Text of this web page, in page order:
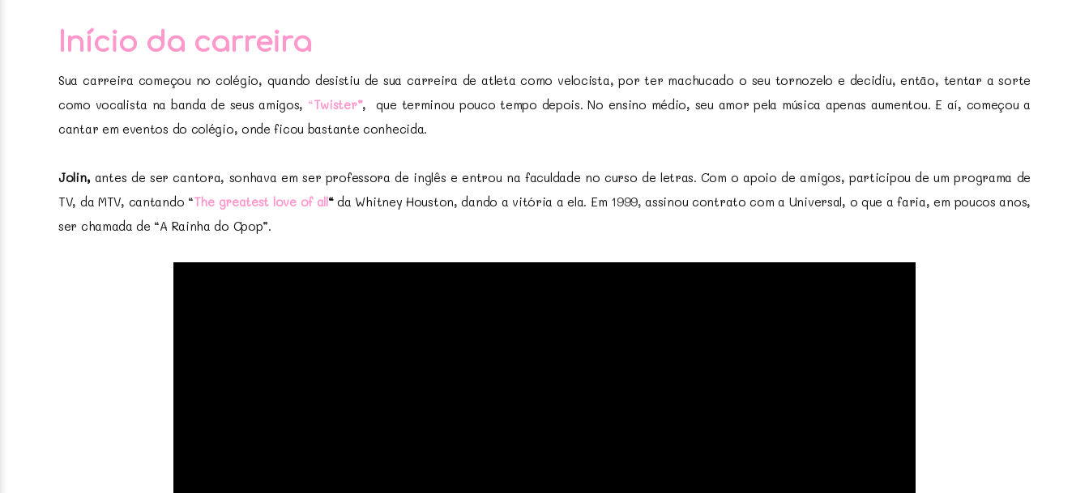
Início da carreira
Sua carreira começou no colégio, quando desistiu de sua carreira de atleta como velocista, por ter machucado o seu tornozelo e decidiu, então, tentar a sorte
como vocalista na banda de seus amigos, “Twister”, que terminou pouco tempo depois. No ensino médio, seu amor pela música apenas aumentou. E aí, começou a
cantar em eventos do colégio, onde ficou bastante conhecida.
Jolin, antes de ser cantora, sonhava em ser professora de inglês e entrou na faculdade no curso de letras. Com o apoio de amigos, participou de um programa de
TV, da MTV, cantando “The greatest love of all“da Whitney Houston, dando a vitória a ela. Em 1999, assinou contrato com a Universal, o que a faria, em poucos anos,
ser chamada de “A Rainha do Cpop”.